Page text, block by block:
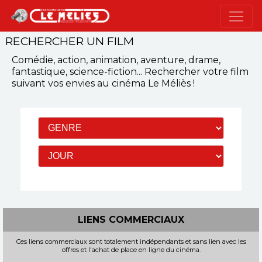
RECHERCHER UN FILM
Comédie, action, animation, aventure, drame,
fantastique, science-fiction... Rechercher votre film
suivant vos envies au cinéma Le Méliès !
LIENS COMMERCIAUX
Ces liens commerciaux sont totalement indépendants et sans lien avec les
offres et l'achat de place en ligne du cinéma.